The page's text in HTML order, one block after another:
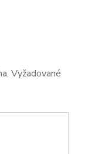
Vyžadované